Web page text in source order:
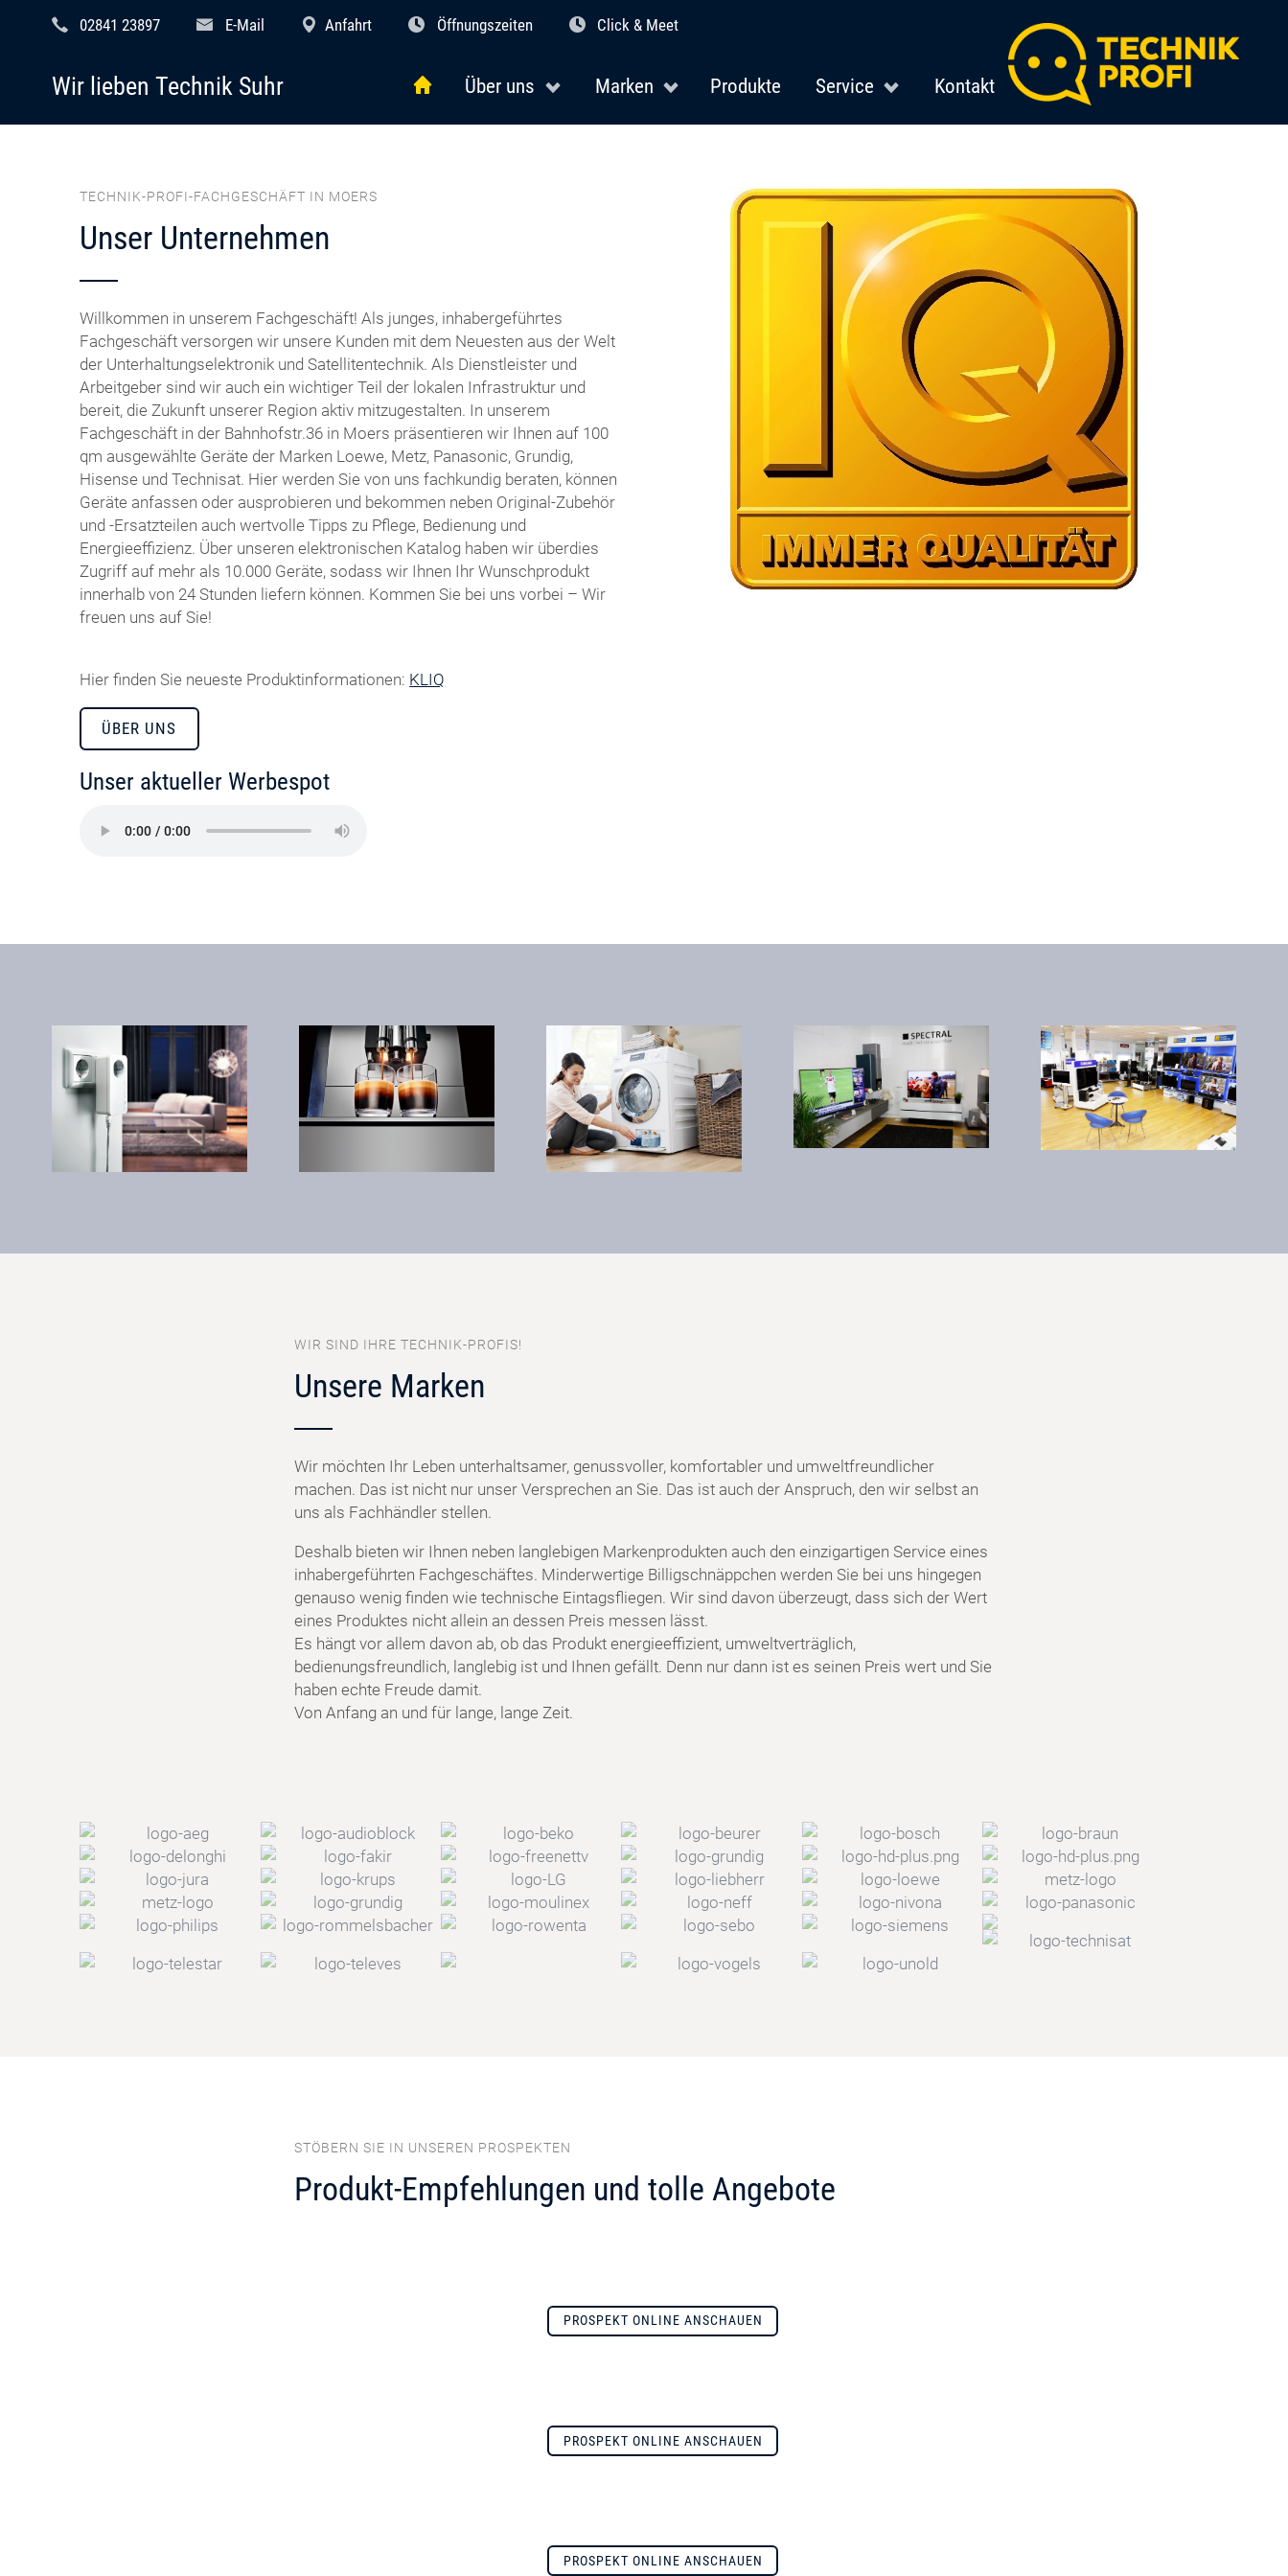
02841 23897 E-Mail Anfahrt Öffnungszeiten Click & Meet
Über uns Marken Produkte Service Kontakt
Wir lieben Technik Suhr
TECHNIK-PROFI-FACHGESCHÄFT IN MOERS
Unser Unternehmen
Willkommen in unserem Fachgeschäft! Als junges, inhabergeführtes
Fachgeschäft versorgen wir unsere Kunden mit dem Neuesten aus der Welt
der Unterhaltungselektronik und Satellitentechnik. Als Dienstleister und
Arbeitgeber sind wir auch ein wichtiger Teil der lokalen Infrastruktur und
bereit, die Zukunft unserer Region aktiv mitzugestalten. In unserem
Fachgeschäft in der Bahnhofstr.36 in Moers präsentieren wir Ihnen auf 100
qm ausgewählte Geräte der Marken Loewe, Metz, Panasonic, Grundig,
Hisense und Technisat. Hier werden Sie von uns fachkundig beraten, können
Geräte anfassen oder ausprobieren und bekommen neben Original-Zubehör
und -Ersatzteilen auch wertvolle Tipps zu Pflege, Bedienung und
Energieeffizienz. Über unseren elektronischen Katalog haben wir überdies
Zugriff auf mehr als 10.000 Geräte, sodass wir Ihnen Ihr Wunschprodukt
innerhalb von 24 Stunden liefern können. Kommen Sie bei uns vorbei – Wir
freuen uns auf Sie!
Hier finden Sie neueste Produktinformationen: KLIQ
ÜBER UNS
Unser aktueller Werbespot
WIR SIND IHRE TECHNIK-PROFIS!
Unsere Marken
Wir möchten Ihr Leben unterhaltsamer, genussvoller, komfortabler und umweltfreundlicher
machen. Das ist nicht nur unser Versprechen an Sie. Das ist auch der Anspruch, den wir selbst an
uns als Fachhändler stellen.
Deshalb bieten wir Ihnen neben langlebigen Markenprodukten auch den einzigartigen Service eines
inhabergeführten Fachgeschäftes. Minderwertige Billigschnäppchen werden Sie bei uns hingegen
genauso wenig finden wie technische Eintagsfliegen. Wir sind davon überzeugt, dass sich der Wert
eines Produktes nicht allein an dessen Preis messen lässt.
Es hängt vor allem davon ab, ob das Produkt energieeffizient, umweltverträglich,
bedienungsfreundlich, langlebig ist und Ihnen gefällt. Denn nur dann ist es seinen Preis wert und Sie
haben echte Freude damit.
Von Anfang an und für lange, lange Zeit.
STÖBERN SIE IN UNSEREN PROSPEKTEN
Produkt-Empfehlungen und tolle Angebote
PROSPEKT ONLINE ANSCHAUEN
PROSPEKT ONLINE ANSCHAUEN
PROSPEKT ONLINE ANSCHAUEN